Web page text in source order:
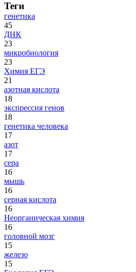
Теги
генетика
45
ДНК
23
микробиология
23
Химия ЕГЭ
21
азотная кислота
18
экспрессия генов
18
генетика человека
17
азот
17
сера
16
мышь
16
серная кислота
16
Неорганическая химия
16
головной мозг
15
железо
15